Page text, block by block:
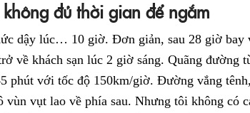
đủ thời gian để ngắm
dậy lúc… 10 giờ. Đơn giản, sau 28 giờ bay
về khách sạn lúc 2 giờ sáng. Quãng đường
phút với tốc độ 150km/giờ. Đường vắng
vùn vụt lao về phía sau. Nhưng tôi không có